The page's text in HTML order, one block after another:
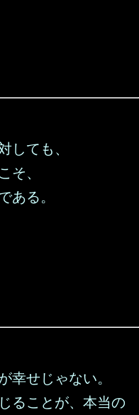
しても、
そ、
ある。
幸せじゃない。
ることが、本当の